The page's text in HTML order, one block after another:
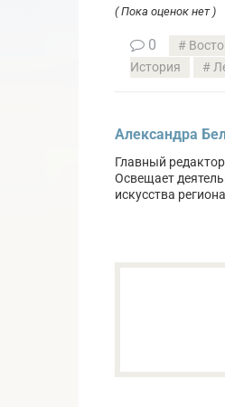
( Пока оценок нет )
0
История
Александра
Главный
Освещает
искусства